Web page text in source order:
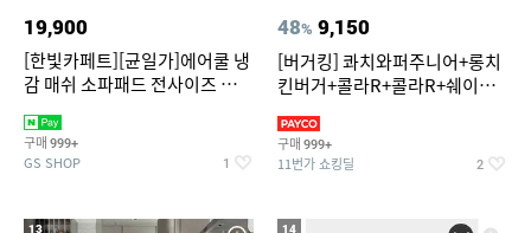
19,900
[한빛카페트][균일가]에어쿨 냉
감 매쉬 소파패드 전사이즈 균일
구매 999+
GS SHOP 1
48% 9,150
[버거킹] 콰치와퍼주니어+롱치
킨버거+콜라R+콜라R+쉐이킹
구매 999+
11번가 쇼킹딜 2
13 14